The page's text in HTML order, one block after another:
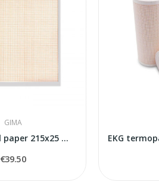
GIMA
ECG thermal paper 215x25 mm x m roll
€39.50